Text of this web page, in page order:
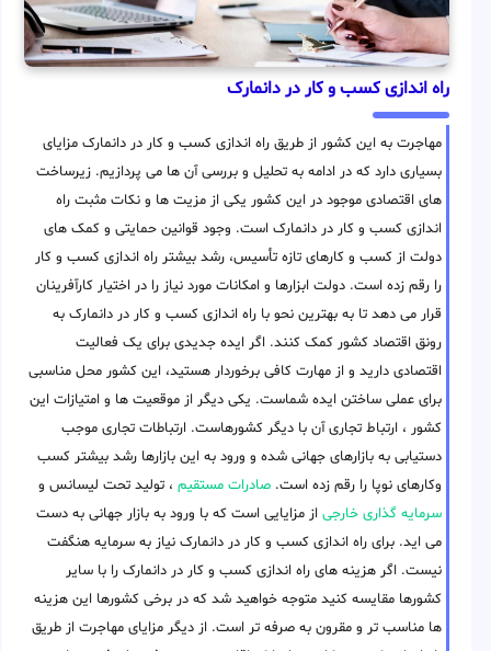
راه اندازی کسب و کار در دانمارک
مهاجرت به این کشور از طریق راه اندازی کسب و کار در دانمارک مزایای
بسیاری دارد که در ادامه به تحلیل و بررسی آن ها می پردازیم. زیرساخت
های اقتصادی موجود در این کشور یکی از مزیت ها و نکات مثبت راه
اندازی کسب و کار در دانمارک است. وجود قوانین حمایتی و کمک های
دولت از کسب و کارهای تازه تأسیس، رشد بیشتر راه اندازی کسب و کار
را رقم زده است. دولت ابزارها و امکانات مورد نیاز را در اختیار کارآفرینان
قرار می دهد تا به بهترین نحو با راه اندازی کسب و کار در دانمارک به
رونق اقتصاد کشور کمک کنند. اگر ایده جدیدی برای یک فعالیت
اقتصادی دارید و از مهارت کافی برخوردار هستید، این کشور محل مناسبی
برای عملی ساختن ایده شماست. یکی دیگر از موقعیت ها و امتیازات این
کشور ، ارتباط تجاری آن با دیگر کشورهاست. ارتباطات تجاری موجب
دستیابی به بازارهای جهانی شده و ورود به این بازارها رشد بیشتر کسب
وکارهای نوپا را رقم زده است. صادرات مستقیم ، تولید تحت لیسانس و
سرمایه گذاری خارجی از مزایایی است که با ورود به بازار جهانی به دست
می اید. برای راه اندازی کسب و کار در دانمارک نیاز به سرمایه هنگفت
نیست. اگر هزینه های راه اندازی کسب و کار در دانمارک را با سایر
کشورها مقایسه کنید متوجه خواهید شد که در برخی کشورها این هزینه
ها مناسب تر و مقرون به صرفه تر است. از دیگر مزایای مهاجرت از طریق